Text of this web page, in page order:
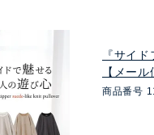
『サイ
【メー
商品番号